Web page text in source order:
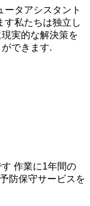
タアシスタント
す私たちは独立し
実的な解決策を
できます.
作業に1年間の
防保守サービスを